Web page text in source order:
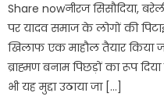
Share nowनीरज सिसौदिया,
पर यादव समाज के लोगों की
खिलाफ एक माहौल तैयार किया
ब्राह्मण बनाम पिछड़ों का रूप
भी यह मुद्दा उठाया जा […]